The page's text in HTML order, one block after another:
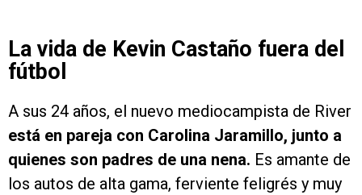
La vida de Kevin Castaño fuera del
fútbol
A sus 24 años, el nuevo mediocampista de River
está en pareja con Carolina Jaramillo, junto a
quienes son padres de una nena. Es amante de
los autos de alta gama, ferviente feligrés y muy